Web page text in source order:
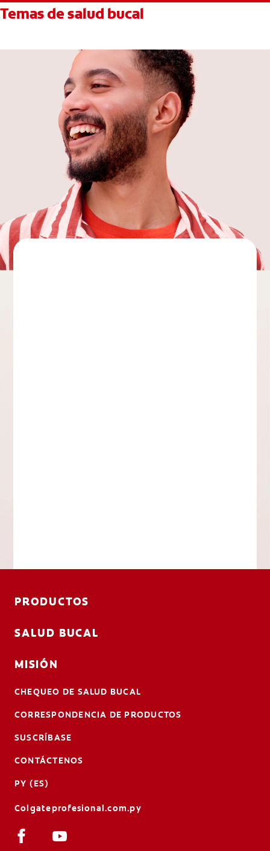
Temas de salud bucal
PRODUCTOS
SALUD BUCAL
MISIÓN
CHEQUEO DE SALUD BUCAL
CORRESPONDENCIA DE PRODUCTOS
SUSCRÍBASE
CONTÁCTENOS
PY (ES)
Colgateprofesional.com.py